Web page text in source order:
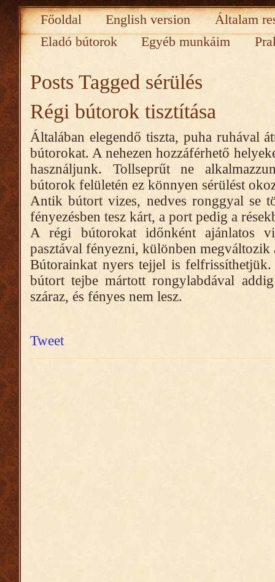
Főoldal English version
Általam
Eladó bútorok
Egyéb munkáim
Posts Tagged sérülés
Régi bútorok tisztítása
Általában elegendő tiszta, puha ruhával
bútorokat. A nehezen hozzáférhető
használjunk. Tollseprűt ne
bútorok felületén ez könnyen sérülést
Antik bútort vizes, nedves ronggyal se
fényezésben tesz kárt, a port pedig a
A régi bútorokat időnként ajánlatos
pasztával fényezni, különben megváltozik
Bútorainkat nyers tejjel is
bútort tejbe mártott rongylabdával
száraz, és fényes nem lesz.
Tweet